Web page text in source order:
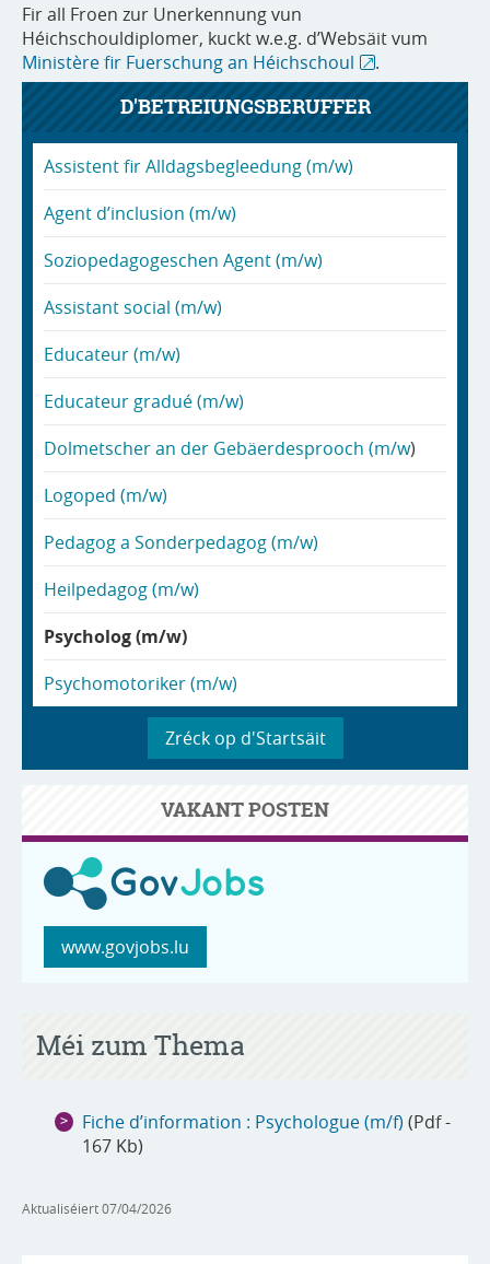
Fir all Froen zur Unerkennung vun
Héichschouldiplomer, kuckt w.e.g. d’Websäit vum
Ministère fir Fuerschung an Héichschoul
.
D'BETREIUNGSBERUFFER
Assistent fir Alldagsbegleedung (m/w)
Agent d’inclusion (m/w)
Soziopedagogeschen Agent (m/w)
Assistant social (m/w)
Educateur (m/w)
Educateur gradué (m/w)
Dolmetscher an der Gebäerdesprooch (m/w)
Logoped (m/w)
Pedagog a Sonderpedagog (m/w)
Heilpedagog (m/w)
Psycholog (m/w)
Psychomotoriker (m/w)
Zréck op d'Startsäit
VAKANT POSTEN
www.govjobs.lu
Méi zum Thema
Fiche d’information : Psychologue (m/f) (Pdf -
167 Kb)
Aktualiséiert07/04/2026